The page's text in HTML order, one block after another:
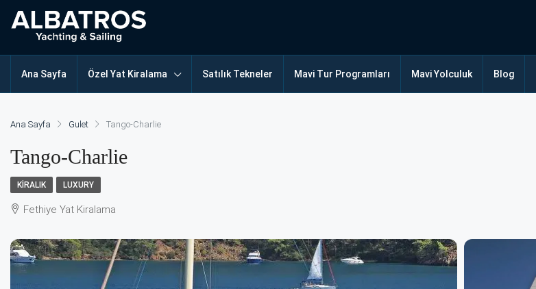
Ana Sayfa Özel Yat Kiralama Satılık Tekneler Mavi Tur Programları Mavi Yolculuk Blog
Ana Sayfa Gulet Tango-Charlie
Tango-Charlie
KIRALIK LUXURY
Fethiye Yat Kiralama